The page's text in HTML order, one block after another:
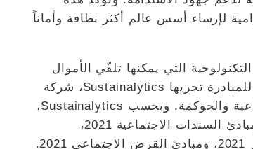
لإرساء أسس عالم أكثر نظافة وأماناً
التي يمكنها تلقّي الأموال
بموجب برنامج هيئة التمويل المستدام، وذلك بعد مراجعة للمبادرة تجريها Sustainalytics، شركة
الأبحاث المستقلة التي تركز على المسائل البيئية والاجتماعية والحوكمة. وبحسب Sustainalytics،
تتماشى هيئة نيسان مع مبادئ السندات الخضراء 2021، ومبادئ السندات الاجتماعية 2021،